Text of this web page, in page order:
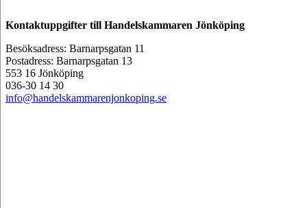
Kontaktuppgifter till Handelskammaren Jönköping
Besöksadress: Barnarpsgatan 11
Postadress: Barnarpsgatan 13
553 16 Jönköping
036-30 14 30
info@handelskammarenjonkoping.se